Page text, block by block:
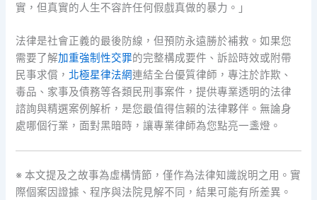
實，但真實的人生不容許任何假戲真做的暴力。」
法律是社會正義的最後防線，但預防永遠勝於補救。如果您
需要了解加重強制性交罪的完整構成要件、訴訟時效或附帶
民事求償， 北極星律法網連結全台優質律師，專注於詐欺、
毒品、家事及債務等各類民刑事案件，提供專業透明的法律
諮詢與精選案例解析，是您最值得信賴的法律夥伴。無論身
處哪個行業，面對黑暗時，讓專業律師為您點亮一盞燈。
※ 本文提及之故事為虛構情節，僅作為法律知識說明之用。實
際個案因證據、程序與法院見解不同，結果可能有所差異。